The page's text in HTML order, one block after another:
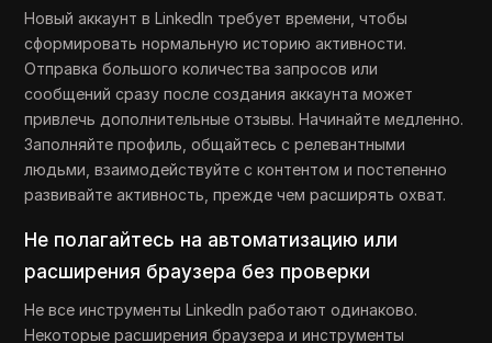
Новый аккаунт в LinkedIn требует времени, чтобы
сформировать нормальную историю активности.
Отправка большого количества запросов или
сообщений сразу после создания аккаунта может
привлечь дополнительные отзывы. Начинайте медленно.
Заполняйте профиль, общайтесь с релевантными
людьми, взаимодействуйте с контентом и постепенно
развивайте активность, прежде чем расширять охват.
Не полагайтесь на автоматизацию или
расширения браузера без проверки
Не все инструменты LinkedIn работают одинаково.
Некоторые расширения браузера и инструменты